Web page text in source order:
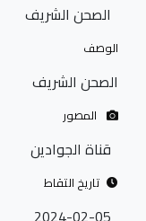
الصحن الشريف
الوصف
الصحن الشريف
المصور
قناة الجوادين
تاريخ التقاط